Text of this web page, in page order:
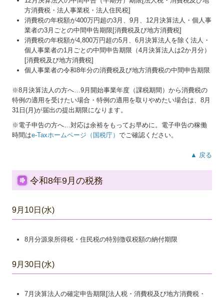
方消費税・法人事業税・法人住民税]
消費税の年税額が400万円超の3月、9月、12月決算法人・個人事
業者の3月ごとの中間申告期限[消費税及び地方消費税]
消費税の年税額が4,800万円超の5月、6月決算法人を除く法人・
個人事業者の1月ごとの中間申告期限（4月決算法人は2か月分）
[消費税及び地方消費税]
個人事業者の令和8年分の消費税及び地方消費税の中間申告期限
※8月決算法人の方へ…9月開始事業年度（課税期間）から消費税の
特例の適用を受けたい場合・特例の適用を取りやめたい場合は、8月
31日(月)が届出の提出期限になります。
※電子申告の方へ…対応は余裕をもってお早めに。電子申告の稼働
時間はe-Taxホームページ（国税庁）でご確認ください。
▲ 戻る
令和8年9月の税務
9月10日(水)
8月分源泉所得税・住民税の特別徴収税額の納付期限
9月30日(水)
7月決算法人の確定申告期限[法人税・消費税及び地方消費税・